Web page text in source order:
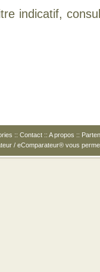
indicatif,
:: Contact :: A propos ::
/ eComparateur® vous